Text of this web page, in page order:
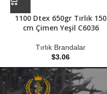
1100 Dtex 650gr Tırlık 150
cm Çimen Yeşil C6036
Tırlık Brandalar
$3.06